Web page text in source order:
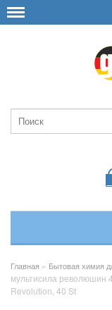
Главная » Бытовая химия
мультисила революшин
Revolution, 40 St